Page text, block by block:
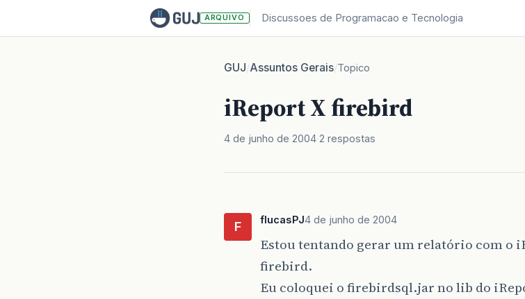
ARQUIVO Discussoes de Programacao e Tecnologia
GUJ/Assuntos Gerais/Topico
iReport X firebird
4 de junho de 2004 2 respostas
F flucasPJ4 de junho de 2004
Estou tentando gerar um relatório com o
firebird.
Eu coloquei o firebirdsql.jar no lib do